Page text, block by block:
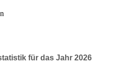
für das Jahr 2026